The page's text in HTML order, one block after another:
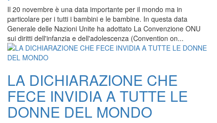
Il 20 novembre è una data importante per il mondo ma in
particolare per i tutti i bambini e le bambine. In questa data
Generale delle Nazioni Unite ha adottato La Convenzione ONU
sui diritti dell'infanzia e dell'adolescenza (Convention on...
LA DICHIARAZIONE CHE
FECE INVIDIA A TUTTE LE
DONNE DEL MONDO